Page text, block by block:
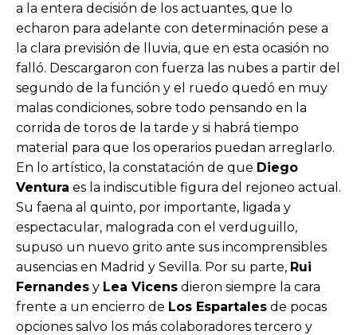
a la entera decisión de los actuantes, que lo
echaron para adelante con determinación pese a
la clara previsión de lluvia, que en esta ocasión no
falló. Descargaron con fuerza las nubes a partir del
segundo de la función y el ruedo quedó en muy
malas condiciones, sobre todo pensando en la
corrida de toros de la tarde y si habrá tiempo
material para que los operarios puedan arreglarlo.
En lo artístico, la constatación de que Diego
Ventura es la indiscutible figura del rejoneo actual.
Su faena al quinto, por importante, ligada y
espectacular, malograda con el verduguillo,
supuso un nuevo grito ante sus incomprensibles
ausencias en Madrid y Sevilla. Por su parte, Rui
Fernandes y Lea Vicens dieron siempre la cara
frente a un encierro de Los Espartales de pocas
opciones salvo los más colaboradores tercero y